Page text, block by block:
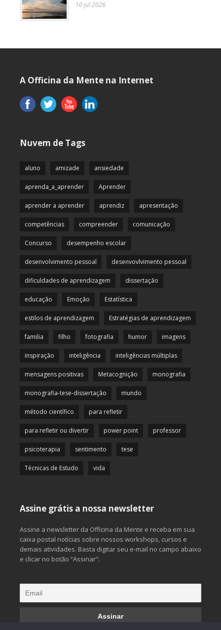
10 jul 2026
A Officina da Mente na Internet
Nuvem de Tags
aluno amizade ansiedade
aprenda_a_aprender Aprender
aprender a aprender aprendiz apresentação
competências compreender comunicação
Concurso desempenho escolar
desenvolvimento pessoal desenvovlvimento pessoal
dificuldades de aprendizagem dissertação
educação Emoção Estatística
estilos de aprendizagem Estratégias de aprendizagem
familia filho fotografia humor imagens
inspiração inteligência inteligências múltiplas
mensagens positivas Metacognição monografia
monografia-tese-dissertação mundo
método científico para refletir
para refletir ou divertir power point professor
psicoterapia sentimento tese
Técnicas de Estudo vida
Assine grátis a nossa newsletter
Assine a newsletter da Officina da Mente e receba em sua
caixa postal notícias sobre nossos workshops, cursos e
demais atividades. Basta digitar seu e-mail no campo abaixo
e clicar no botão “Assinar”: